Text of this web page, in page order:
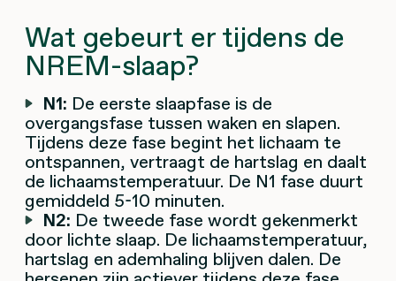
Wat gebeurt er tijdens de
NREM-slaap?
N1: De eerste slaapfase is de
overgangsfase tussen waken en slapen.
Tijdens deze fase begint het lichaam te
ontspannen, vertraagt de hartslag en daalt
de lichaamstemperatuur. De N1 fase duurt
gemiddeld 5-10 minuten.
N2: De tweede fase wordt gekenmerkt
door lichte slaap. De lichaamstemperatuur,
hartslag en ademhaling blijven dalen. De